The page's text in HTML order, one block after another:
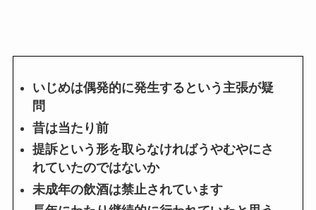
いじめは偶発的に発生するという主張が疑
問
昔は当たり前
提訴という形を取らなければうやむやにさ
れていたのではないか
未成年の飲酒は禁止されています